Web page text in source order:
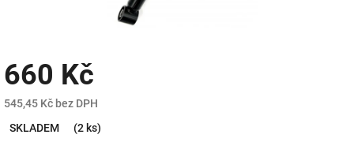
660 Kč
545,45 Kč bez DPH
cena:
SKLADEM (2 ks)